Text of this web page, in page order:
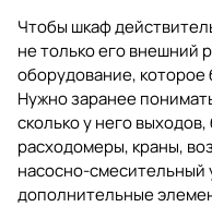
Чтобы шкаф
не только его внешний
оборудование, которое
Нужно заранее
сколько у него
расходомеры, краны,
насосно-смесительный
дополнительные